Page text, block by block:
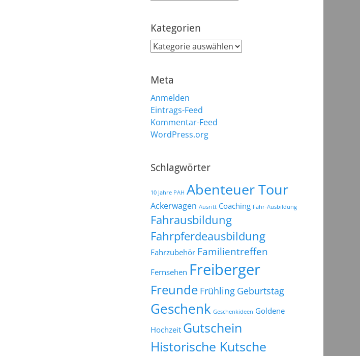
Kategorien
Kategorien
Meta
Anmelden
Eintrags-Feed
Kommentar-Feed
WordPress.org
Schlagwörter
10 Jahre PAH Abenteuer Tour
Ackerwagen Ausritt Coaching Fahr-Ausbildung
Fahrausbildung
Fahrpferdeausbildung
Fahrzubehör Familientreffen
Fernsehen Freiberger
Freunde Frühling Geburtstag
Geschenk Geschenkideen Goldene
Hochzeit Gutschein
Historische Kutsche